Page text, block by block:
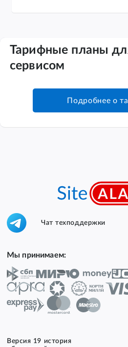
Тарифные планы
сервисом
Подробнее о
Чат техподдержки
Мы принимаем:
Версия 19 история